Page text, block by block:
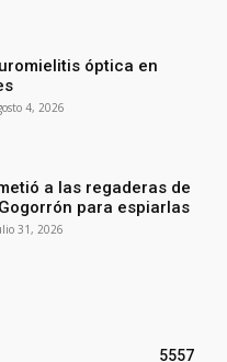
óptica en
4, 2026
a las regaderas de
para espiarlas
31, 2026
5557